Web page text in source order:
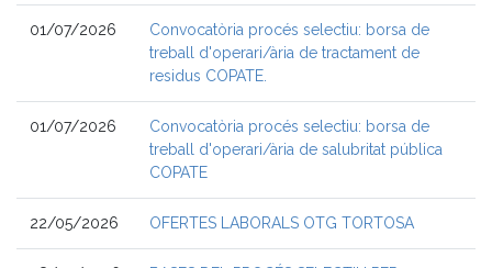
01/07/2026
Convocatòria procés selectiu: borsa de
treball d'operari/ària de tractament de
residus COPATE.
01/07/2026
Convocatòria procés selectiu: borsa de
treball d'operari/ària de salubritat pública
COPATE
22/05/2026 OFERTES LABORALS OTG TORTOSA